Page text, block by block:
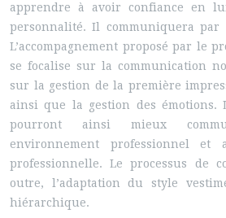
apprendre à avoir confiance en
personnalité. Il communiquera par
L’accompagnement proposé par le
se focalise sur la communication
sur la gestion de la première
ainsi que la gestion des émotions.
pourront ainsi mieux
environnement professionnel et
professionnelle. Le processus de
outre, l’adaptation du style
hiérarchique.